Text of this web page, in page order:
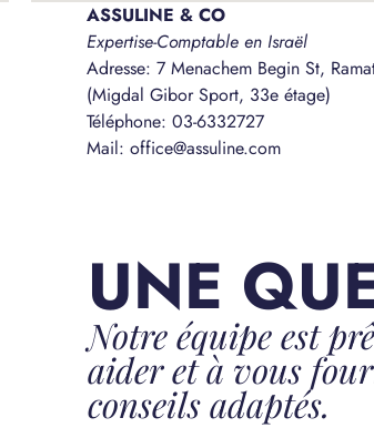
ASSULINE & CO
Expertise-Comptable en Israël
Adresse: 7 Menachem Begin St,
(Migdal Gibor Sport, 33e étage)
Téléphone: 03-6332727
Mail: office@assuline.com
UNE
Notre équipe est
aider et à vous
conseils adaptés.